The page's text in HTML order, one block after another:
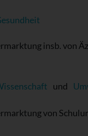
insb. von
und
von